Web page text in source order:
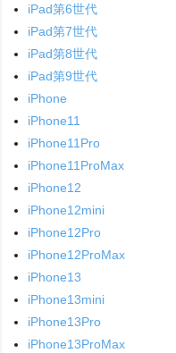
iPad第6世代
iPad第7世代
iPad第8世代
iPad第9世代
iPhone
iPhone11
iPhone11Pro
iPhone11ProMax
iPhone12
iPhone12mini
iPhone12Pro
iPhone12ProMax
iPhone13
iPhone13mini
iPhone13Pro
iPhone13ProMax